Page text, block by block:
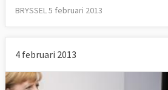
BRYSSEL 5 februari 2013
4 februari 2013